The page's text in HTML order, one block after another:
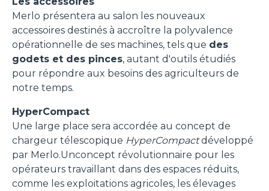
Merlo présentera au salon les nouveaux
accessoires destinés à accroître la polyvalence
opérationnelle de ses machines, tels que des
godets et des pinces, autant d'outils étudiés
pour répondre aux besoins des agriculteurs de
notre temps.
HyperCompact
Une large place sera accordée au concept de
chargeur télescopique HyperCompactdéveloppé
par Merlo.Unconcept révolutionnaire pour les
opérateurs travaillant dans des espaces réduits,
comme les exploitations agricoles, les élevages